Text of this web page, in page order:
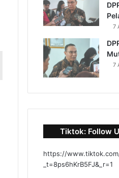
7
7
Tiktok: Follow
https://
_t=8ps6hKrB5FJ&_r=1